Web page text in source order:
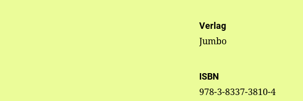
Verlag
Jumbo
ISBN
978-3-8337-3810-4